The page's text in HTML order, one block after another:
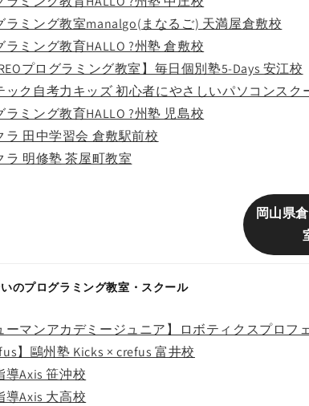
ラミング教室manalgo(まなるご) 天満屋倉敷校
ラミング教育HALLO ?州塾 倉敷校
プログラミング教室】毎日個別塾5-Days 安江校
ック自考力キッズ 初心者にやさしいパソコンスク
ラミング教育HALLO ?州塾 児島校
ラ 田中学習会 倉敷駅前校
ラ 明修塾 茶屋町教室
岡山県
のプログラミング教室・スクール
ーマンアカデミージュニア】ロボティクスプロフ
】鷗州塾 Kicks × crefus 富井校
導Axis 笹沖校
導Axis 大高校